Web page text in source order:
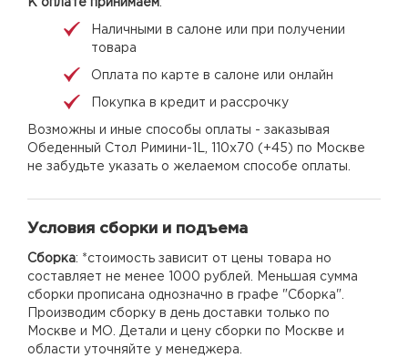
К оплате принимаем:
Наличными в салоне или при получении
товара
Оплата по карте в салоне или онлайн
Покупка в кредит и рассрочку
Возможны и иные способы оплаты - заказывая
Обеденный Стол Римини-1L, 110х70 (+45) по Москве
не забудьте указать о желаемом способе оплаты.
Условия сборки и подъема
Сборка: *стоимость зависит от цены товара но
составляет не менее 1000 рублей. Меньшая сумма
сборки прописана однозначно в графе "Сборка".
Производим сборку в день доставки только по
Москве и МО. Детали и цену сборки по Москве и
области уточняйте у менеджера.